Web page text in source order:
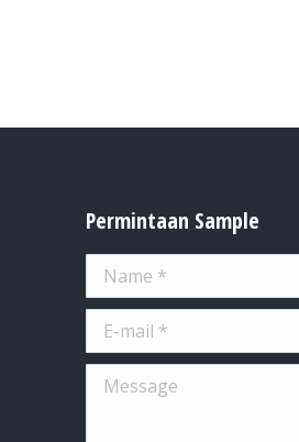
Permintaan Sample
Name *
E-mail *
Message